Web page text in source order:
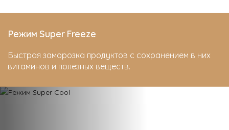
Режим Super Freeze
Быстрая заморозка продуктов с сохранением в них
витаминов и полезных веществ.